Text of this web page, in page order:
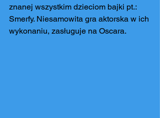
znanej wszystkim dzieciom bajki pt.:
Smerfy. Niesamowita gra aktorska w ich
wykonaniu, zasługuje na Oscara.